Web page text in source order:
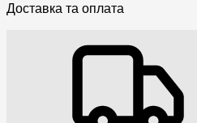
Доставка та оплата